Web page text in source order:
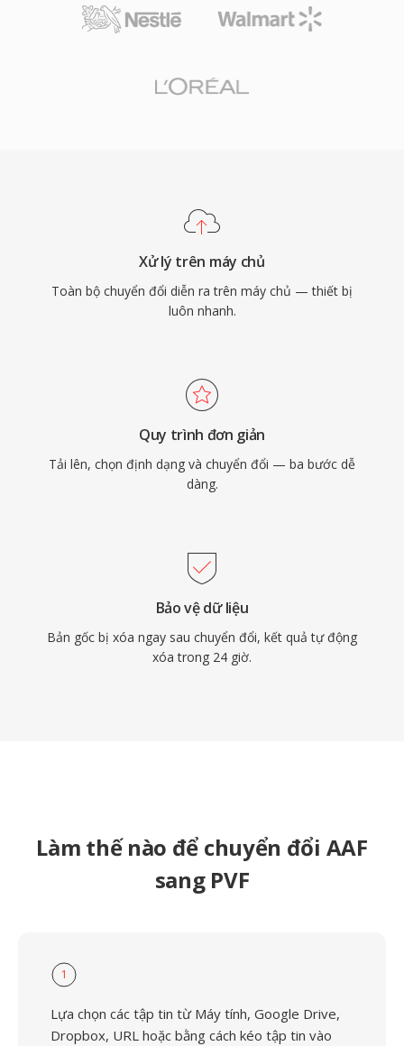
Xử lý trên máy chủ
Toàn bộ chuyển đổi diễn ra trên máy chủ — thiết bị
luôn nhanh.
Quy trình đơn giản
Tải lên, chọn định dạng và chuyển đổi — ba bước dễ
dàng.
Bảo vệ dữ liệu
Bản gốc bị xóa ngay sau chuyển đổi, kết quả tự động
xóa trong 24 giờ.
Làm thế nào để chuyển đổi AAF
sang PVF
1
Lựa chọn các tập tin từ Máy tính, Google Drive,
Dropbox, URL hoặc bằng cách kéo tập tin vào